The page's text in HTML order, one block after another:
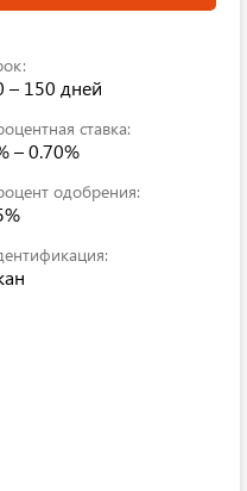
– 150 дней
ставка:
– 0.70%
одобрения: